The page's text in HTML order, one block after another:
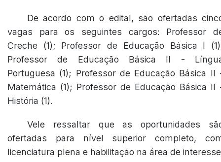
De acordo com o edital, são ofertadas
vagas para os seguintes cargos: Professor
Creche (1); Professor de Educação Básica I
Professor de Educação Básica II -
Portuguesa (1); Professor de Educação Básica II
Matemática (1); Professor de Educação Básica II
História (1).
Vele ressaltar que as oportunidades
ofertadas para nível superior completo,
licenciatura plena e habilitação na área de